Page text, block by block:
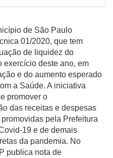
de São Paulo
01/2020, que tem
de liquidez do
exercício deste ano, em
e do aumento esperado
a Saúde. A iniciativa
promover o
das receitas e despesas
pela Prefeitura
19 e de demais
da pandemia. No
publica nota de